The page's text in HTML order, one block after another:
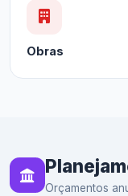
Obras
Orçamentos